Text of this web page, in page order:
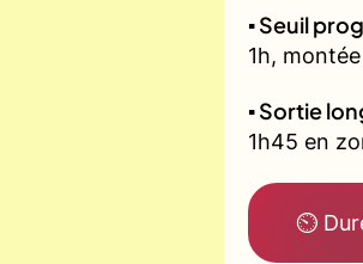
▪️ Seuil
1h,
▪️ Sortie
1h45 en
⏲